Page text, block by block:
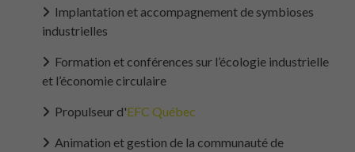
Implantation et accompagnement de symbioses
industrielles
Formation et conférences sur l’écologie industrielle
et l’économie circulaire
Propulseur d'EFC Québec
Animation et gestion de la communauté de